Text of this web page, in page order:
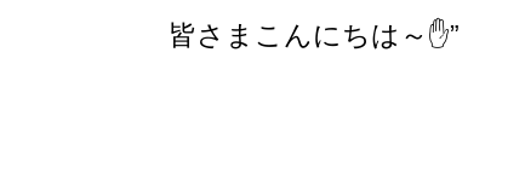
皆さまこんにちは～✋”